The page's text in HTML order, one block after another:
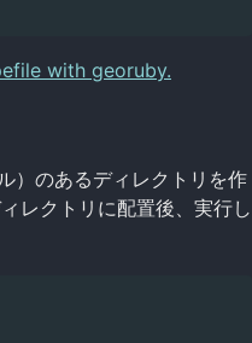
with georuby.
）のあるディレクトリを作
レクトリに配置後、実行し